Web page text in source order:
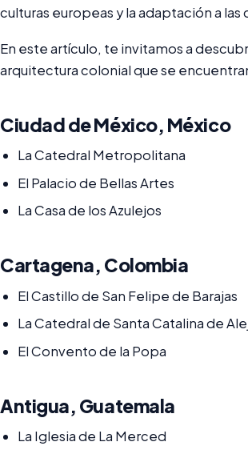
culturas europeas y la adaptación a
En este artículo, te invitamos a
arquitectura colonial que se
Ciudad de México, México
La Catedral Metropolitana
El Palacio de Bellas Artes
La Casa de los Azulejos
Cartagena, Colombia
El Castillo de San Felipe de Barajas
La Catedral de Santa Catalina de
El Convento de la Popa
Antigua, Guatemala
La Iglesia de La Merced